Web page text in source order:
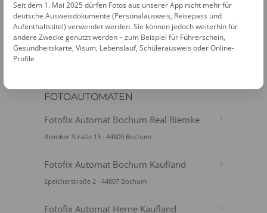
FOTOAUTOMATEN
Fotofix Automat Bochum Real Riemke
Riemker Straße 13 · 44809 Bochum
Fotofix Automat Bochum Kaufland
Speicherstraße 2 · 44807 Bochum
Fotofix Automat Herne Kaufland
Seit dem 1. Mai 2025 dürfen Fotos aus unserer App nicht mehr für
deutsche Ausweisdokumente (Personalausweis, Reisepass und
Aufenthaltstitel) verwendet werden. Sie können jedoch weiterhin für
andere Zwecke genutzt werden – zum Beispiel für Führerschein,
Gesundheitskarte, Visum, Lebenslauf, Schülerausweis oder Online-
Profile